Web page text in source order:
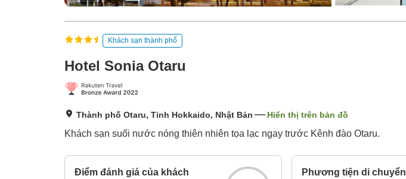
Khách sạn thành phố
Hotel Sonia Otaru
Thành phố Otaru, Tỉnh Hokkaido, Nhật Bản Hiển thị trên bản đồ
Khách sạn suối nước nóng thiên nhiên tọa lạc ngay trước Kênh đào Otaru.
Điểm đánh giá của khách Phương tiện di chuyển